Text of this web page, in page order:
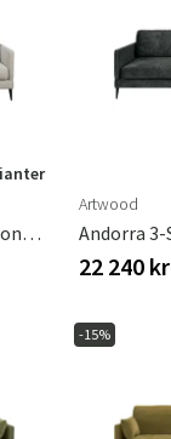
Andorra 3-Sits Soffa Colonella Linen
Artwood
22 240 kr
-15%